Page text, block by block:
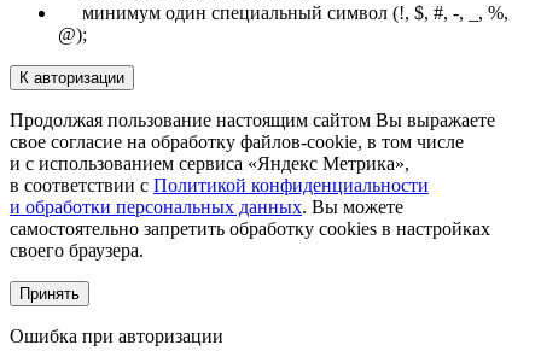
минимум один специальный символ (!, $, #, -, _, %,
@);
К авторизации
Продолжая пользование настоящим сайтом Вы выражаете
свое согласие на обработку файлов-cookie, в том числе
и с использованием сервиса «Яндекс Метрика»,
в соответствии с Политикой конфиденциальности
и обработки персональных данных. Вы можете
самостоятельно запретить обработку cookies в настройках
своего браузера.
Принять
Ошибка при авторизации